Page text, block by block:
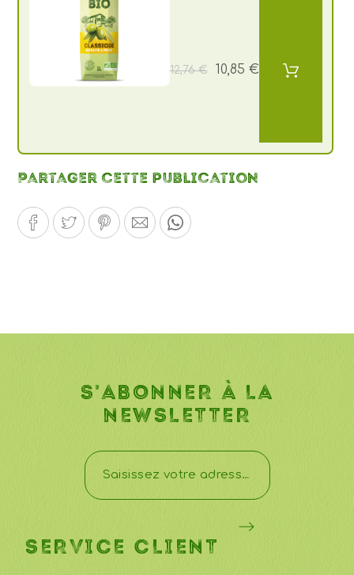
12,76 € 10,85 €
Partager cette publication
S'ABONNER À LA
NEWSLETTER
SERVICE CLIENT